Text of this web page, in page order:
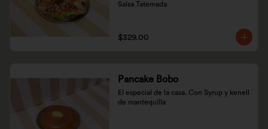
Salsa Tatemada
$329.00
Pancake Bobo
El especial de la casa. Con Syrup y kenell
de mantequilla